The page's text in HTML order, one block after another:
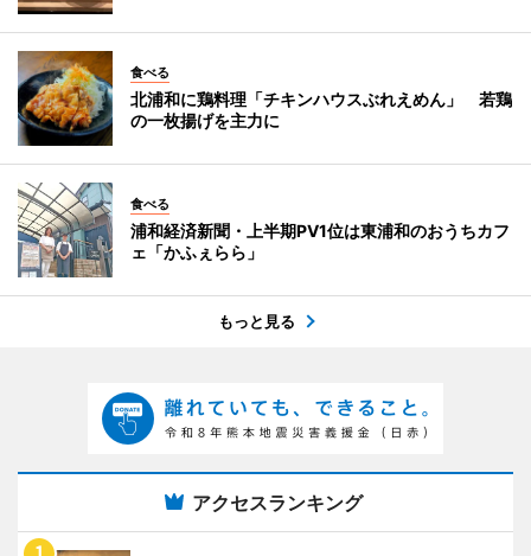
食べる
北浦和に鶏料理「チキンハウスぶれえめん」 若鶏
の一枚揚げを主力に
食べる
浦和経済新聞・上半期PV1位は東浦和のおうちカフ
ェ「かふぇらら」
もっと見る
アクセスランキング